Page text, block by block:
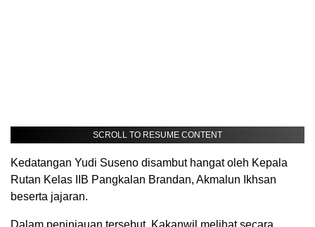
SCROLL TO RESUME CONTENT
Kedatangan Yudi Suseno disambut hangat oleh Kepala
Rutan Kelas IIB Pangkalan Brandan, Akmalun Ikhsan
beserta jajaran.